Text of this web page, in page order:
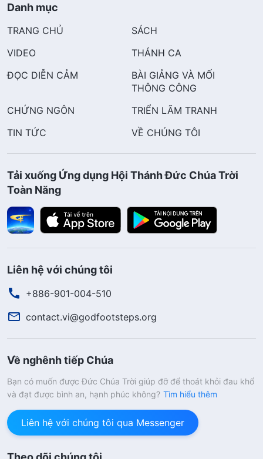
Danh mục
TRANG CHỦ
SÁCH
VIDEO
THÁNH CA
ĐỌC DIỄN CẢM
BÀI GIẢNG VÀ MỐI
THÔNG CÔNG
CHỨNG NGÔN
TRIỂN LÃM TRANH
TIN TỨC
VỀ CHÚNG TÔI
Tải xuống Ứng dụng Hội Thánh Đức Chúa Trời
Toàn Năng
Liên hệ với chúng tôi
+886-901-004-510
contact.vi@godfootsteps.org
Về nghênh tiếp Chúa
Bạn có muốn được Đức Chúa Trời giúp đỡ để thoát khỏi đau khổ
và đạt được bình an, hạnh phúc không? Tìm hiểu thêm
Liên hệ với chúng tôi qua Messenger